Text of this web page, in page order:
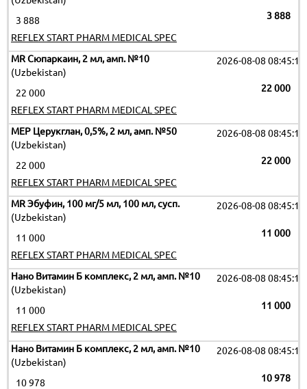
3 888
3 888
REFLEX START PHARM MEDICAL SPEC
MR Сюпаркаин, 2 мл, амп. №10
(Uzbekistan)
2026-08-08 08:45:16
22 000
22 000
REFLEX START PHARM MEDICAL SPEC
МЕР Церукглан, 0,5%, 2 мл, амп. №50
(Uzbekistan)
2026-08-08 08:45:16
22 000
22 000
REFLEX START PHARM MEDICAL SPEC
MR Эбуфин, 100 мг/5 мл, 100 мл, сусп.
(Uzbekistan)
2026-08-08 08:45:16
11 000
11 000
REFLEX START PHARM MEDICAL SPEC
Нано Витамин Б комплекс, 2 мл, амп. №10
(Uzbekistan)
2026-08-08 08:45:16
11 000
11 000
REFLEX START PHARM MEDICAL SPEC
Нано Витамин Б комплекс, 2 мл, амп. №10
(Uzbekistan)
2026-08-08 08:45:16
10 978
10 978